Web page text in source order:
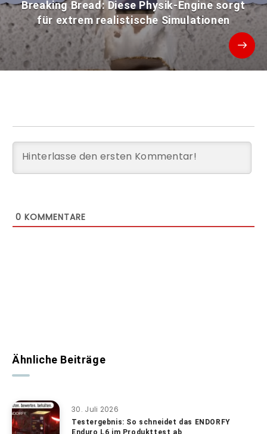
Breaking Bread: Diese Physik-Engine sorgt
für extrem realistische Simulationen
0 KOMMENTARE
Ähnliche Beiträge
30. Juli 2026
Testergebnis: So schneidet das ENDORFY
Enduro L6 im Produkttest ab